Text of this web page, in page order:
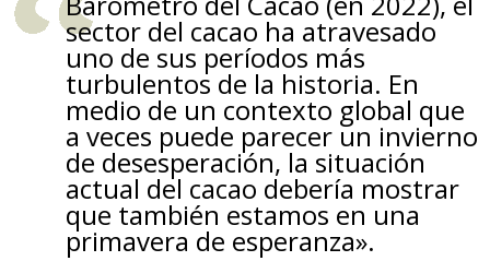
sector del cacao ha atravesado
uno de sus períodos más
turbulentos de la historia. En
medio de un contexto global que
a veces puede parecer un invierno
de desesperación, la situación
actual del cacao debería mostrar
que también estamos en una
primavera de esperanza».